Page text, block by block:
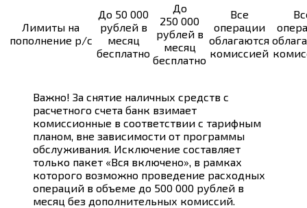
Лимиты на
пополнение р/с
До 50 000
рублей в
месяц
бесплатно
До
250 000
рублей в
месяц
бесплатно
Все
операции
облагаются
комиссией
Важно! За снятие наличных средств с
расчетного счета банк взимает
комиссионные в соответствии с тарифным
планом, вне зависимости от программы
обслуживания. Исключение составляет
только пакет «Вся включено», в рамках
которого возможно проведение расходных
операций в объеме до 500 000 рублей в
месяц без дополнительных комиссий.